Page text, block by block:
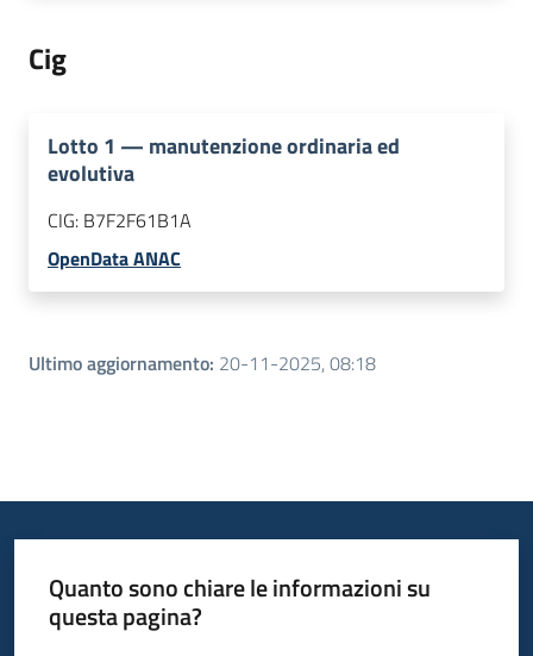
Cig
Lotto 1 — manutenzione ordinaria ed
evolutiva
CIG: B7F2F61B1A
OpenData ANAC
Ultimo aggiornamento: 20-11-2025, 08:18
Quanto sono chiare le informazioni su
questa pagina?